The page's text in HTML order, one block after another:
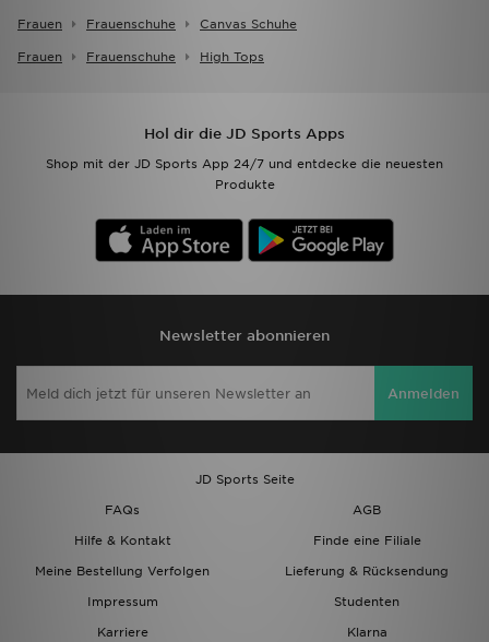
Frauen Frauenschuhe Canvas Schuhe
Frauen Frauenschuhe High Tops
Hol dir die JD Sports Apps
Shop mit der JD Sports App 24/7 und entdecke die neuesten
Produkte
Newsletter abonnieren
Anmelden
JD Sports Seite
FAQs
AGB
Hilfe & Kontakt
Finde eine Filiale
Meine Bestellung Verfolgen
Lieferung & Rücksendung
Impressum
Studenten
Karriere
Klarna